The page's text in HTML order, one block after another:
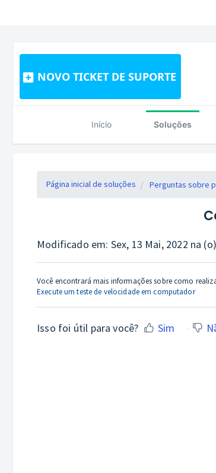
NOVO TICKET DE SUPORTE
Início Soluções
Página inicial de soluções Perguntas sobre
Modificado em: Sex, 13 Mai, 2022 na
Você encontrará mais informações sobre como
Execute um teste de velocidade em computador
Isso foi útil para você? Sim